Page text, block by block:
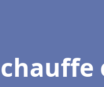
chauffe